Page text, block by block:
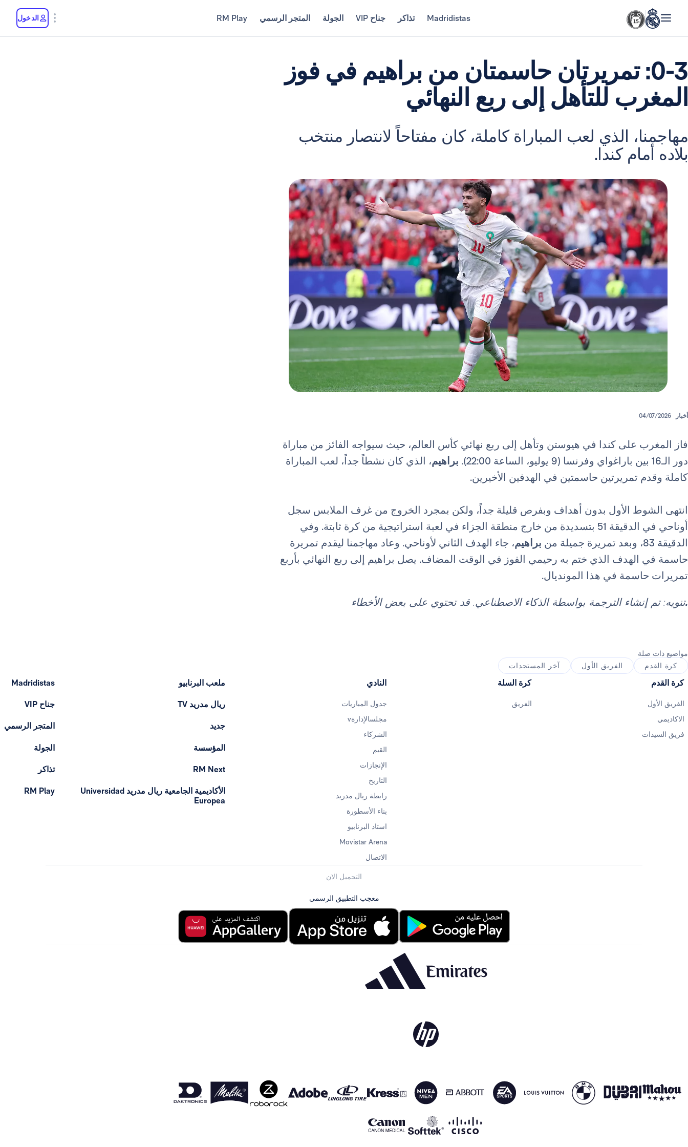
Madridistas تذاكر جناح VIP الجولة المتجر الرسمي RM Play الدخول
0-3: تمريرتان حاسمتان من براهيم في فوز
المغرب للتأهل إلى ربع النهائي
مهاجمنا، الذي لعب المباراة كاملة، كان مفتاحاً لانتصار منتخب
بلاده أمام كندا.
أخبار 04/07/2026
فاز المغرب على كندا في هيوستن وتأهل إلى ربع نهائي كأس العالم، حيث سيواجه الفائز من مباراة
دور الـ16 بين باراغواي وفرنسا (9 يوليو، الساعة 22:00).
براهيم، الذي كان نشطاً جداً، لعب المباراة
كاملة وقدم تمريرتين حاسمتين في الهدفين الأخيرين.
انتهى الشوط الأول بدون أهداف وبفرص قليلة جداً، ولكن بمجرد الخروج من غرف الملابس سجل
أوناحي في الدقيقة 51 بتسديدة من خارج منطقة الجزاء في لعبة استراتيجية من كرة ثابتة. وفي
الدقيقة 83، وبعد تمريرة جميلة من
براهيم، جاء الهدف الثاني لأوناحي. وعاد مهاجمنا ليقدم تمريرة
حاسمة في الهدف الذي ختم به رحيمي الفوز في الوقت المضاف. يصل براهيم إلى ربع النهائي بأربع
تمريرات حاسمة في هذا المونديال.
.تنويه: تم إنشاء الترجمة بواسطة الذكاء الاصطناعي. قد تحتوي على بعض الأخطاء
مواضيع ذات صلة
كرة القدم
الفريق الأول آخر المستجدات
كرة القدم
الفريق الأول
الاكاديمي
فريق السيدات
كرة السلة
الفريق
النادي
جدول المباريات
مجلسالإدارةv
الشركاء
القيم
الإنجازات
التاريخ
رابطة ريال مدريد
بناء الأسطورة
استاد البرنابيو
Movistar Arena
الاتصال
ملعب البرنابيو
ريال مدريد TV
جديد
المؤسسة
RM Next
الأكاديمية الجامعية ريال مدريد Universidad
Europea
Madridistas
جناح VIP
المتجر الرسمي
الجولة
تذاكر
RM Play
التحميل الان
معجب التطبيق الرسمي